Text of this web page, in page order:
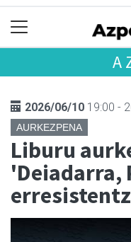
2026/06/10 19:00 -
AURKEZPENA
Liburu